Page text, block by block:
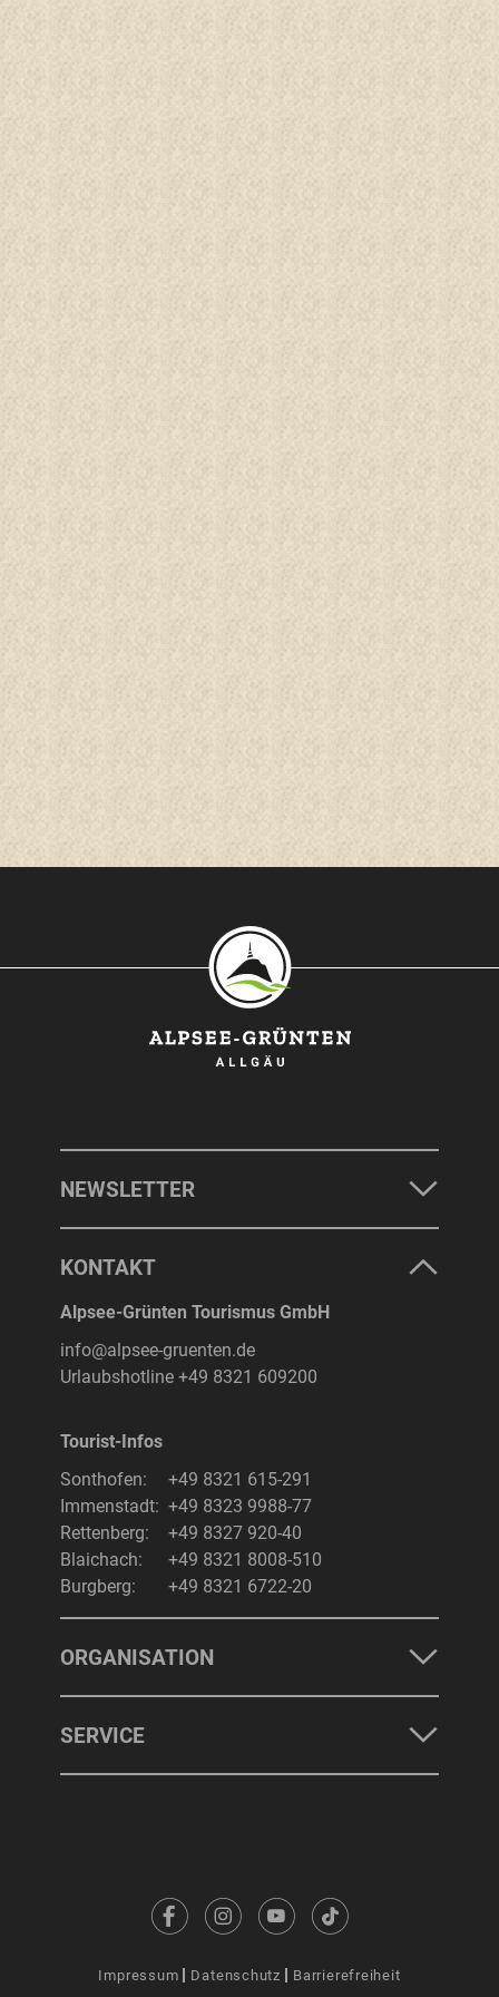
NEWSLETTER
KONTAKT
Alpsee-Grünten Tourismus GmbH
info@alpsee-gruenten.de
Urlaubshotline +49 8321 609200
Tourist-Infos
Sonthofen:
+49 8321 615-291
Immenstadt: +49 8323 9988-77
Rettenberg:
+49 8327 920-40
Blaichach:
+49 8321 8008-510
Burgberg:
+49 8321 6722-20
ORGANISATION
SERVICE
Impressum Datenschutz Barrierefreiheit